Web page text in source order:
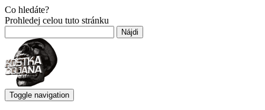
Co hledáte?
Prohledej celou tuto stránku
Toggle navigation